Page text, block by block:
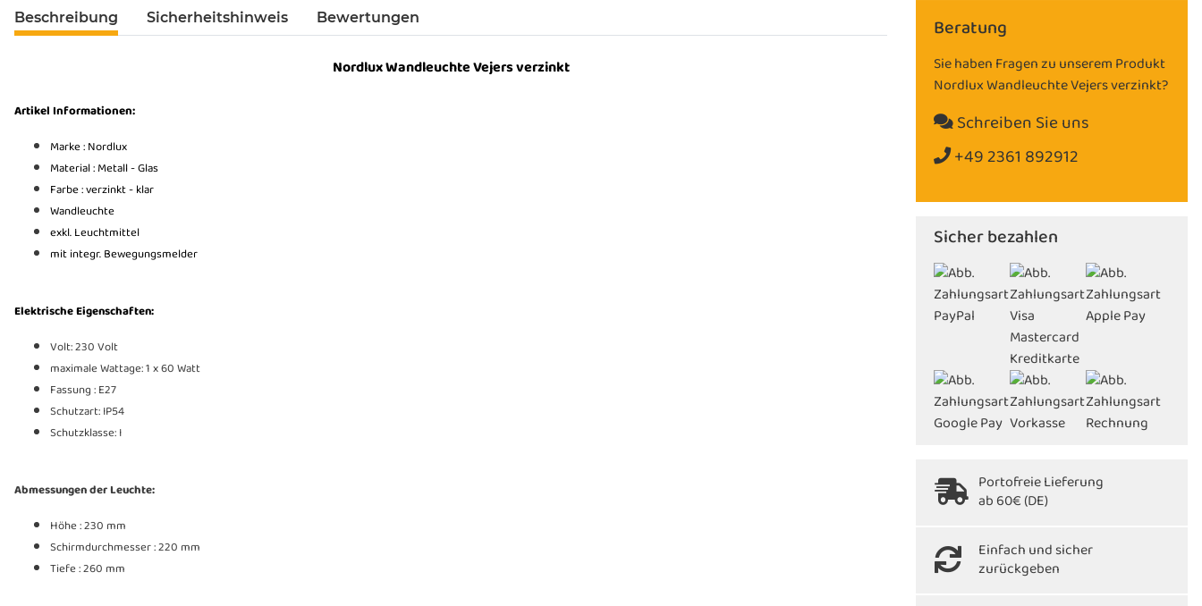
Beschreibung Sicherheitshinweis Bewertungen
NordluxWandleuchte Vejers verzinkt
Artikel Informationen:
Marke : Nordlux
Material : Metall - Glas
Farbe : verzinkt - klar
Wandleuchte
exkl. Leuchtmittel
mit integr. Bewegungsmelder
Elektrische Eigenschaften:
Volt: 230 Volt
maximale Wattage: 1 x 60 Watt
Fassung : E27
Schutzart: IP54
Schutzklasse: I
Abmessungen der Leuchte:
Höhe : 230 mm
Schirmdurchmesser : 220 mm
Tiefe : 260 mm
Beratung
Sie haben Fragen zu unserem Produkt
Nordlux Wandleuchte Vejers verzinkt?
Schreiben Sie uns
+49 2361 892912
Sicher bezahlen
Portofreie Lieferung
ab 60€ (DE)
Einfach und sicher
zurückgeben